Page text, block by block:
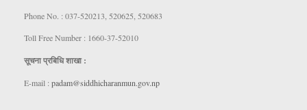
Phone No. : 037-520213, 520625, 520683
Toll Free Number : 1660-37-52010
सूचना प्रबिधि शाखा :
E-mail : padam@siddhicharanmun.gov.np